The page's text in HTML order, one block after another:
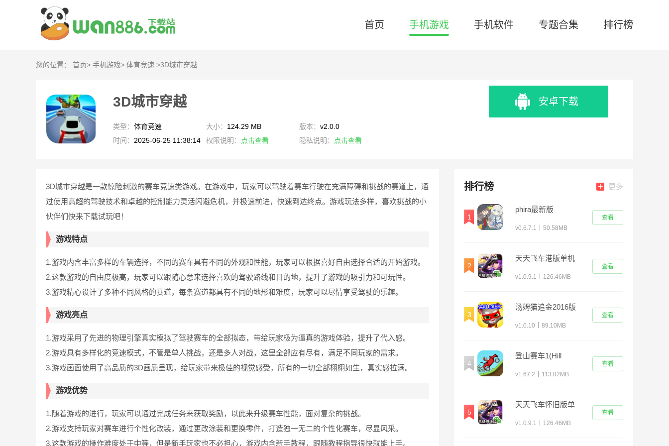
首页 手机游戏 手机软件 专题合集 排行榜
您的位置： 首页> 手机游戏> 体育竞速 >3D城市穿越
安卓下载
3D城市穿越
类型： 体育竞速 大小： 124.29 MB 版本： v2.0.0
时间： 2025-06-25 11:38:14 权限说明： 点击查看 隐私说明： 点击查看
3D城市穿越是一款惊险刺激的赛车竞速类游戏。在游戏中，玩家可以驾驶着赛车行驶在充满障碍和挑战的赛道上，通
过使用高超的驾驶技术和卓越的控制能力灵活闪避危机，并极速前进，快速到达终点。游戏玩法多样，喜欢挑战的小
伙伴们快来下载试玩吧！
游戏特点
1.游戏内含丰富多样的车辆选择，不同的赛车具有不同的外观和性能，玩家可以根据喜好自由选择合适的开始游戏。
2.这款游戏的自由度极高，玩家可以跟随心意来选择喜欢的驾驶路线和目的地，提升了游戏的吸引力和可玩性。
3.游戏精心设计了多种不同风格的赛道，每条赛道都具有不同的地形和难度，玩家可以尽情享受驾驶的乐趣。
游戏亮点
1.游戏采用了先进的物理引擎真实模拟了驾驶赛车的全部拟态，带给玩家极为逼真的游戏体验，提升了代入感。
2.游戏具有多样化的竞速模式，不管是单人挑战，还是多人对战，这里全部应有尽有，满足不同玩家的需求。
3.游戏画面使用了高品质的3D画质呈现，给玩家带来极佳的视觉感受，所有的一切全部栩栩如生，真实感拉满。
游戏优势
1.随着游戏的进行，玩家可以通过完成任务来获取奖励，以此来升级赛车性能，面对复杂的挑战。
2.游戏支持玩家对赛车进行个性化改装，通过更改涂装和更换零件，打造独一无二的个性化赛车，尽显风采。
3.这款游戏的操作难度处于中等，但是新手玩家也不必担心，游戏内含新手教程，跟随教程指导很快就能上手。
排行榜 更多
1
phira最新版
v0.6.7.1 50.58MB
查看
2
天天飞车港版单机
v1.0.9.1 126.46MB
查看
3
汤姆猫追金2016版
v1.0.10 89.10MB
查看
4
登山赛车1(Hill
v1.67.2 113.82MB
查看
5
天天飞车怀旧版单
v1.0.9.1 126.46MB
查看